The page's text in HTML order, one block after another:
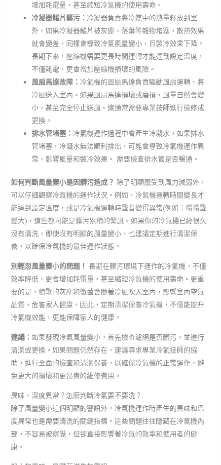
增加耗電量，甚至縮短冷氣機的使用壽命。
冷凝器鰭片髒污： 冷凝器負責將冷媒中的熱量釋放到室
外，如果冷凝器鰭片被灰塵、落葉等雜物堵塞，散熱效果
就會變差，同樣會導致冷氣風量變小，且製冷效果下降。
長期下來，壓縮機需要更長時間運轉才能達到設定溫度，
不僅耗電，更會增加壓縮機損壞的風險。
風扇馬達故障： 冷氣機的風扇馬達負責驅動風扇運轉，將
冷風送入室內。如果風扇馬達損壞或磨損，風量自然會變
小，甚至完全停止送風。這通常需要專業技師進行檢修或
更換。
排水管堵塞： 冷氣機運作過程中會產生冷凝水，如果排水
管堵塞，冷凝水無法順利排出，可能會導致冷氣機運作異
常，影響風量和製冷效果。 需要檢查排水管是否暢通。
如何判斷風量變小是因髒污造成？ 除了明顯感受到風力減弱外，
可以仔細觀察冷氣機的運作狀況。例如，冷氣機運轉時間變長才
能達到設定溫度，或是冷氣機運轉時聲音變得異常(例如：嗡嗡聲
變大)，這些都可能是髒污累積的警訊。如果你的冷氣機已經很久
沒有清洗，即使沒有明顯的風量變小，也建議定期進行清潔保
養，以確保冷氣機的最佳運作狀態。
別輕忽風量變小的問題！ 長期在髒污環境下運作的冷氣機，不僅
效率降低，更會增加耗電量，甚至縮短冷氣機的使用壽命。更重
要的是，積聚的灰塵和黴菌會隨著冷風吹入室內，影響室內空氣
品質，危害家人健康。因此，定期清潔保養冷氣機，不僅能提升
冷氣機效能，更能保障家人的健康。
建議： 如果發現冷氣風量變小，首先檢查濾網是否髒污，並進行
清潔或更換。如果問題仍然存在，建議尋求專業冷氣技師的協
助，進行全面的檢查和清潔保養，以確保冷氣機的正常運作，避
免更大的損壞和更昂貴的維修費用。
異味、溫度異常？怎麼判斷冷氣要不要洗？
除了風量變小這個明顯的警訊外，冷氣機運作時產生的異味和溫
度異常也是需要清洗的關鍵指標。這些問題往往隱藏在冷氣機內
部，不容易被察覺，但卻直接影響著冷氣的效率和使用者的健
康。